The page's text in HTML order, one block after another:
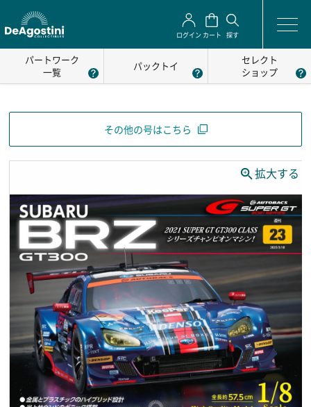
ログイン カート 探す
パートワーク
一覧
パックトイ
セレクト
ショップ
その他の号はこちら